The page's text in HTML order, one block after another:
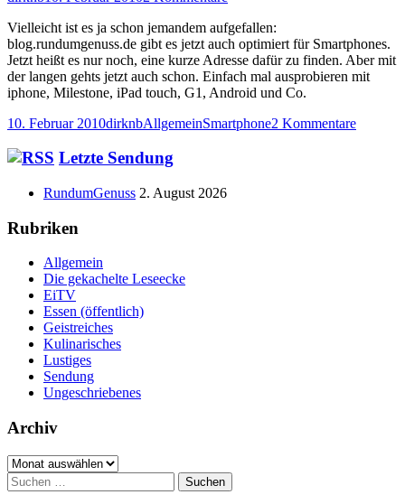
auf
dem
Smartphone
Vielleicht ist es ja schon jemandem aufgefallen:
blog.rundumgenuss.de gibt es jetzt auch optimiert für Smartphones.
Jetzt heißt es nur noch, eine kurze Adresse dafür zu finden. Aber mit
der langen gehts jetzt auch schon. Einfach mal ausprobieren mit
iphone, Milestone, iPad touch, G1, Android und Co.
Veröffentlicht
10. Februar 2010Autor
dirknbKategorien
AllgemeinSchlagwörter
Smartphone2 Kommentarezu
Haupt-
Seitenleiste
Letzte Sendung
RundumGenuss 2. August 2026
Rubriken
Allgemein
Die gekachelte Leseecke
EiTV
Essen (öffentlich)
Geistreiches
Kulinarisches
Lustiges
Sendung
Ungeschriebenes
Archiv
Archiv
Suchen
nach: